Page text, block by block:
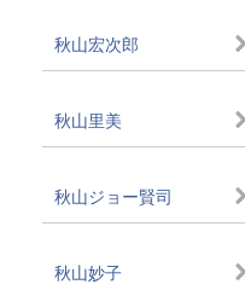
秋山宏次郎
秋山里美
秋山ジョー賢司
秋山妙子